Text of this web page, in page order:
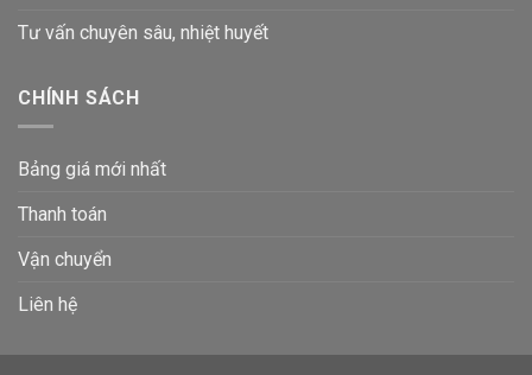
Tư vấn chuyên sâu, nhiệt huyết
CHÍNH SÁCH
Bảng giá mới nhất
Thanh toán
Vận chuyển
Liên hệ